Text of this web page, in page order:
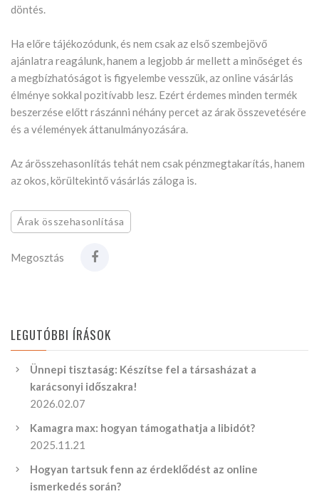
döntés.
Ha előre tájékozódunk, és nem csak az első szembejövő
ajánlatra reagálunk, hanem a legjobb ár mellett a minőséget és
a megbízhatóságot is figyelembe vesszük, az online vásárlás
élménye sokkal pozitívabb lesz. Ezért érdemes minden termék
beszerzése előtt rászánni néhány percet az árak összevetésére
és a vélemények áttanulmányozására.
Az árösszehasonlítás tehát nem csak pénzmegtakarítás, hanem
az okos, körültekintő vásárlás záloga is.
Árak összehasonlítása
Megosztás
LEGUTÓBBI ÍRÁSOK
Ünnepi tisztaság: Készítse fel a társasházat a
karácsonyi időszakra!
2026.02.07
Kamagra max: hogyan támogathatja a libidót?
2025.11.21
Hogyan tartsuk fenn az érdeklődést az online
ismerkedés során?